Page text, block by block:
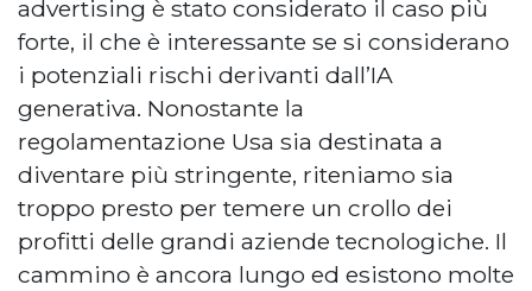
advertising è stato considerato il caso più
forte, il che è interessante se si considerano
i potenziali rischi derivanti dall’IA
generativa. Nonostante la
regolamentazione Usa sia destinata a
diventare più stringente, riteniamo sia
troppo presto per temere un crollo dei
profitti delle grandi aziende tecnologiche. Il
cammino è ancora lungo ed esistono molte